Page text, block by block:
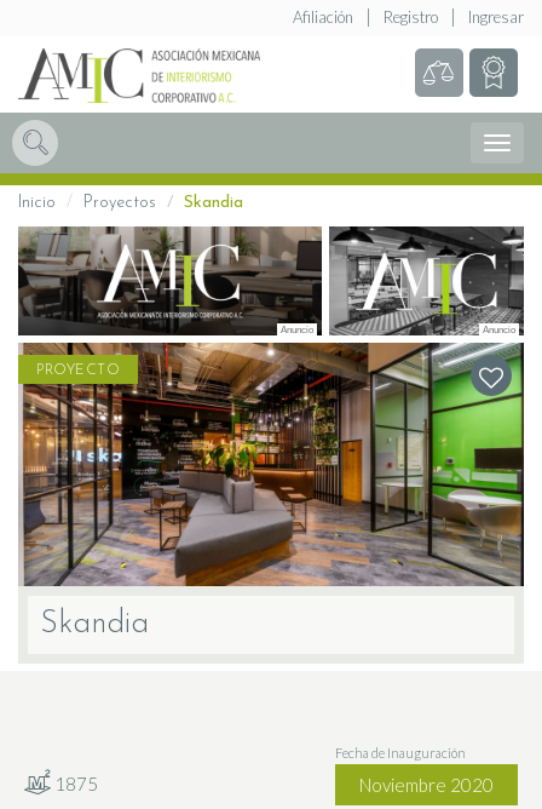
Ingresar
Registro
Afiliación
Menú
Inicio Proyectos Skandia
PROYECTO
Skandia
1875
Fecha de Inauguración
Noviembre 2020